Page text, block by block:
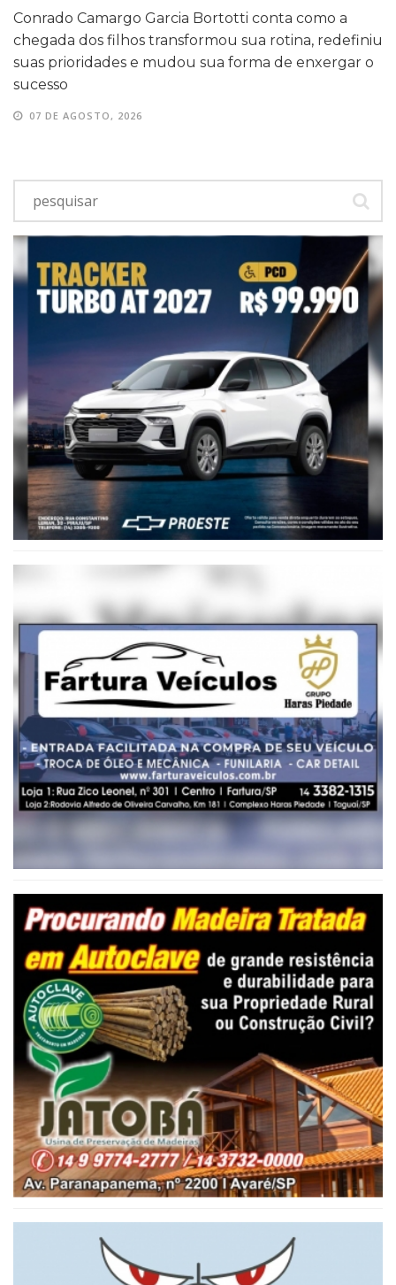
Conrado Camargo Garcia Bortotti conta como a
chegada dos filhos transformou sua rotina, redefiniu
suas prioridades e mudou sua forma de enxergar o
sucesso
07 DE AGOSTO, 2026